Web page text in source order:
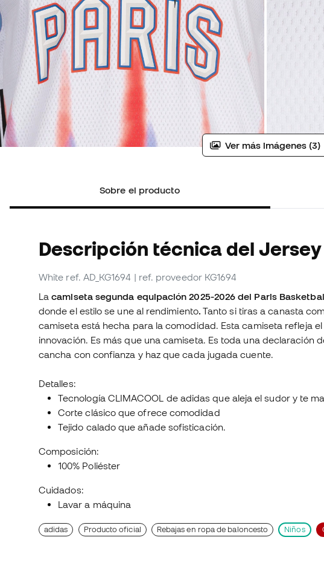
Ver más imágenes (3)
Sobre el producto
Descripción técnica del Jersey
White ref. AD_KG1694 | ref. proveedor KG1694
Lacamiseta segunda equipación 2025-2026 del Paris
donde el estilo se une al rendimiento. Tanto si tiras a canasta
camiseta está hecha para la comodidad. Esta camiseta refleja
innovación. Es más que una camiseta. Es toda una declaración
cancha con confianza y haz que cada jugada cuente.
Detalles:
Tecnología CLIMACOOL de adidas que aleja el sudor y te
Corte clásico que ofrece comodidad
Tejido calado que añade sofisticación.
Composición:
100% Poliéster
Cuidados:
Lavar a máquina
adidas Producto oficial Rebajas en ropa de baloncesto Niños